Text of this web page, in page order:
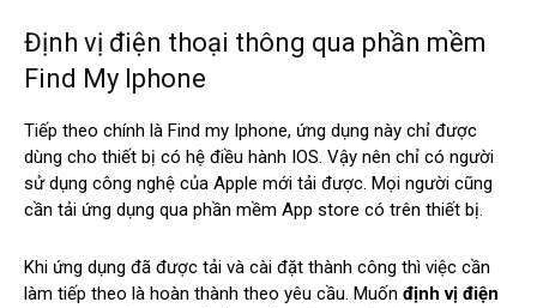
Định vị điện thoại thông qua phần mềm
Find My Iphone
Tiếp theo chính là Find my Iphone, ứng dụng này chỉ được
dùng cho thiết bị có hệ điều hành IOS. Vậy nên chỉ có người
sử dụng công nghệ của Apple mới tải được. Mọi người cũng
cần tải ứng dụng qua phần mềm App store có trên thiết bị.
Khi ứng dụng đã được tải và cài đặt thành công thì việc cần
làm tiếp theo là hoàn thành theo yêu cầu. Muốn định vị điện